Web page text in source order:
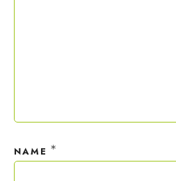
NAME *